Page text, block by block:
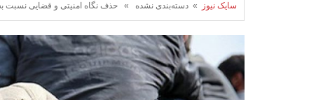
سایک نیوز » دسته‌بندی نشده » حذف نگاه امنیتی و قضایی نسبت به